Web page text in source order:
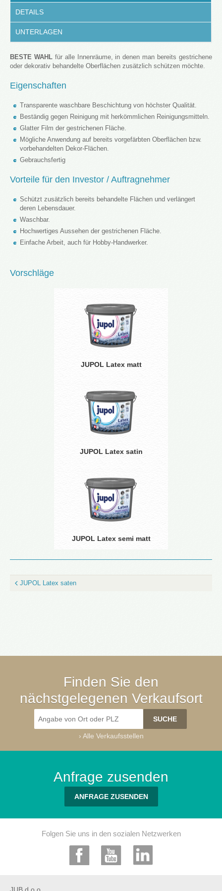
DETAILS
UNTERLAGEN
BESTE WAHL für alle Innenräume, in denen man bereits gestrichene
oder dekorativ behandelte Oberflächen zusätzlich schützen möchte.
Eigenschaften
Transparente waschbare Beschichtung von höchster Qualität.
Beständig gegen Reinigung mit herkömmlichen Reinigungsmitteln.
Glatter Film der gestrichenen Fläche.
Mögliche Anwendung auf bereits vorgefärbten Oberflächen bzw.
vorbehandelten Dekor-Flächen.
Gebrauchsfertig
Vorteile für den Investor / Auftragnehmer
Schützt zusätzlich bereits behandelte Flächen und verlängert
deren Lebensdauer.
Waschbar.
Hochwertiges Aussehen der gestrichenen Fläche.
Einfache Arbeit, auch für Hobby-Handwerker.
Vorschläge
JUPOL Latex matt
JUPOL Latex satin
JUPOL Latex semi matt
JUPOL Latex saten
Finden Sie den
nächstgelegenen Verkaufsort
› Alle Verkaufsstellen
Anfrage zusenden
ANFRAGE ZUSENDEN
Folgen Sie uns in den sozialen Netzwerken